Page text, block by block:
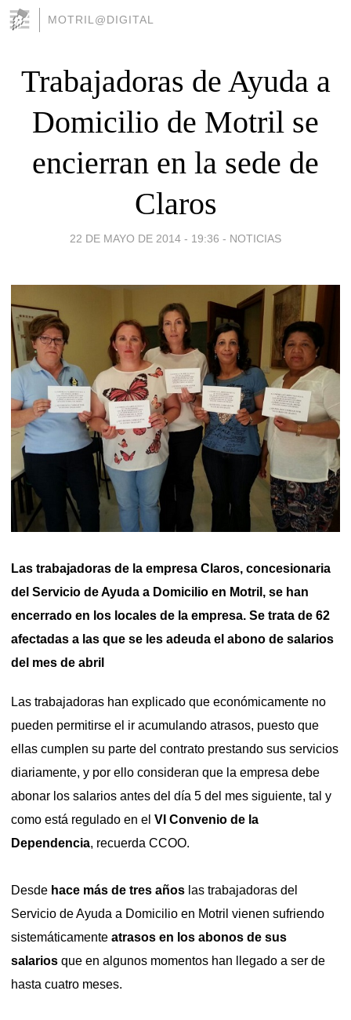
MOTRIL@DIGITAL
Trabajadoras de Ayuda a
Domicilio de Motril se
encierran en la sede de
Claros
22 DE MAYO DE 2014 - 19:36 - NOTICIAS
Las trabajadoras de la empresa Claros, concesionaria
del Servicio de Ayuda a Domicilio en Motril, se han
encerrado en los locales de la empresa. Se trata de 62
afectadas a las que se les adeuda el abono de salarios
del mes de abril
Las trabajadoras han explicado que económicamente no
pueden permitirse el ir acumulando atrasos, puesto que
ellas cumplen su parte del contrato prestando sus servicios
diariamente, y por ello consideran que la empresa debe
abonar los salarios antes del día 5 del mes siguiente, tal y
como está regulado en el VI Convenio de la
Dependencia, recuerda CCOO.
Desde hace más de tres años las trabajadoras del
Servicio de Ayuda a Domicilio en Motril vienen sufriendo
sistemáticamente atrasos en los abonos de sus
salarios que en algunos momentos han llegado a ser de
hasta cuatro meses.